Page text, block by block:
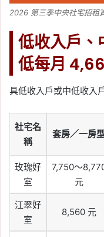
2026 第三季中央社宅招租
低收入戶、
低每月
具低收入戶或中低收入
社宅名
稱
套房／一房
玫瑰好
室
7,750～
元
江翠好
室
8,560 元